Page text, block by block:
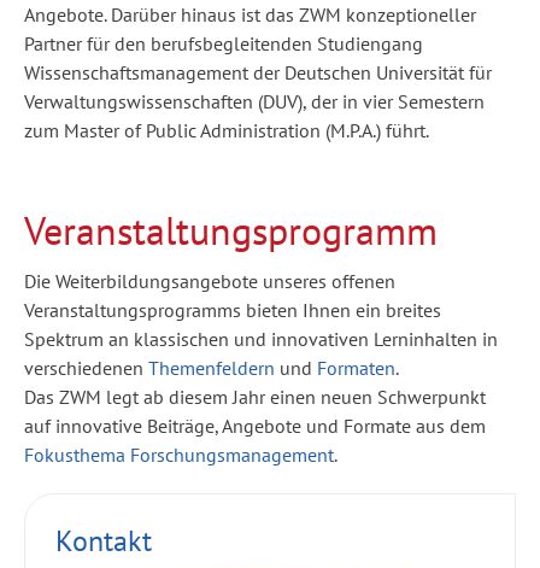
Angebote. Darüber hinaus ist das ZWM konzeptioneller
Partner für den berufsbegleitenden Studiengang
Wissenschaftsmanagement der Deutschen Universität für
Verwaltungswissenschaften (DUV), der in vier Semestern
zum Master of Public Administration (M.P.A.) führt.
Veranstaltungsprogramm
Die Weiterbildungsangebote unseres offenen
Veranstaltungsprogramms bieten Ihnen ein breites
Spektrum an klassischen und innovativen Lerninhalten in
verschiedenen Themenfeldern und Formaten.
Das ZWM legt ab diesem Jahr einen neuen Schwerpunkt
auf innovative Beiträge, Angebote und Formate aus dem
Fokusthema Forschungsmanagement.
Kontakt